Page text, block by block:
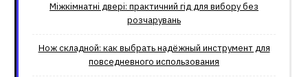
Міжкімнатні двері: практичний гід для вибору без
розчарувань
Нож складной: как выбрать надёжный инструмент для
повседневного использования